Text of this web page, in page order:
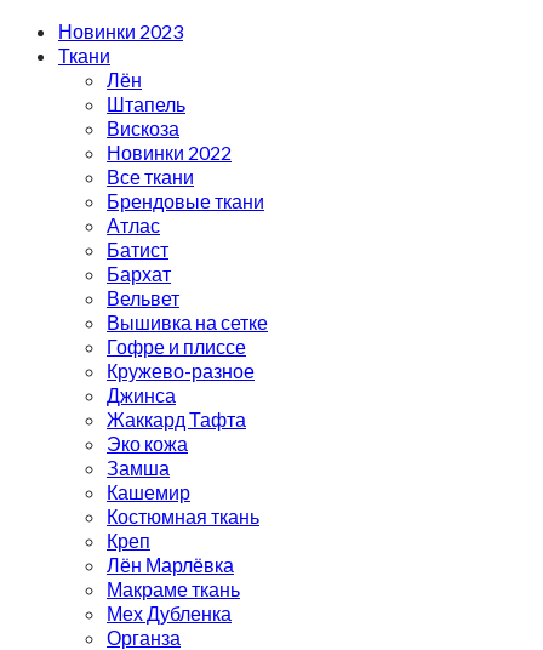
Новинки 2023
Ткани
Лён
Штапель
Вискоза
Новинки 2022
Все ткани
Брендовые ткани
Атлас
Батист
Бархат
Вельвет
Вышивка на сетке
Гофре и плиссе
Кружево-разное
Джинса
Жаккард Тафта
Эко кожа
Замша
Кашемир
Костюмная ткань
Креп
Лён Марлёвка
Макраме ткань
Мех Дубленка
Органза